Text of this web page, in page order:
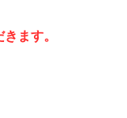
ます。